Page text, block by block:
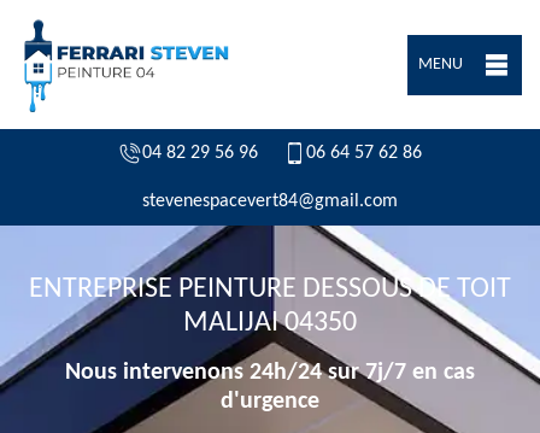
MENU
04 82 29 56 96 06 64 57 62 86
stevenespacevert84@gmail.com
ENTREPRISE PEINTURE DESSOUS DE TOIT
MALIJAI 04350
Nous intervenons 24h/24 sur 7j/7 en cas
d'urgence